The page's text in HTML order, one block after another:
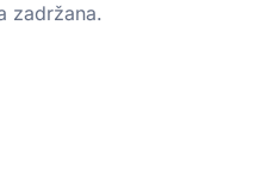
zadržana.